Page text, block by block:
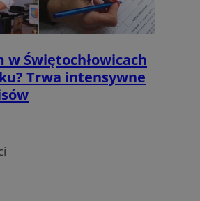
w Świętochłowicach
Trwa intensywne